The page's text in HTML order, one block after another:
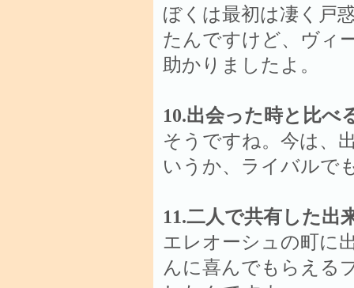
ぼくは最初は凄く戸
たんですけど、ヴィ
助かりましたよ。
10.出会った時と比べ
そうですね。今は、
いうか、ライバルで
11.二人で共有した出
エレオーシュの町に
んに喜んでもらえる